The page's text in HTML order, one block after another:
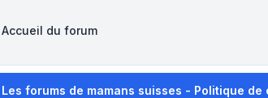
Accueil du forum
Les forums de mamans suisses - Politique